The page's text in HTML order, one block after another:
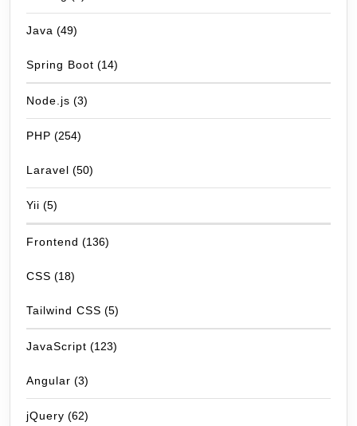
Java (49)
Spring Boot (14)
Node.js (3)
PHP (254)
Laravel (50)
Yii (5)
Frontend (136)
CSS (18)
Tailwind CSS (5)
JavaScript (123)
Angular (3)
jQuery (62)